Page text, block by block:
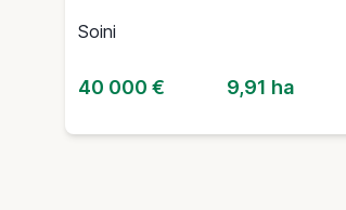
Soini
40 000 € 9,91 ha